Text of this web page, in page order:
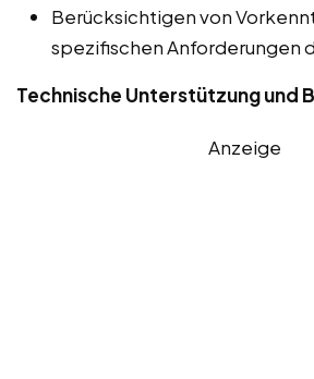
Berücksichtigen von
spezifischen Anforderungen
Technische Unterstützung und
Anzeige